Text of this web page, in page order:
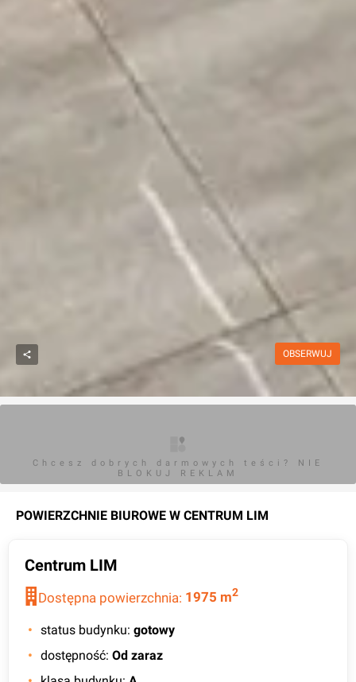
OBSERWUJ
Chcesz dobrych darmowych teści? NIE
BLOKUJ REKLAM
POWIERZCHNIE BIUROWE W CENTRUM LIM
Centrum LIM
Dostępna powierzchnia: 1975 m2
status budynku: gotowy
dostępność: Od zaraz